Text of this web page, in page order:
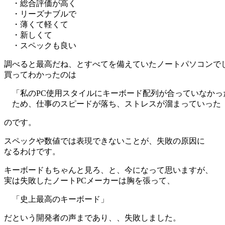
・総合評価が高く
・リーズナブルで
・薄くて軽くて
・新しくて
・スペックも良い
調べると最高だね、とすべてを備えていたノートパソコンで
買ってわかったのは
「私のPC使用スタイルにキーボード配列が合っていなかっ
ため、仕事のスピードが落ち、ストレスが溜まっていった
のです。
スペックや数値では表現できないことが、失敗の原因に
なるわけです。
キーボードもちゃんと見ろ、と、今になって思いますが、
実は失敗したノートPCメーカーは胸を張って、
「史上最高のキーボード」
だという開発者の声まであり、、失敗しました。